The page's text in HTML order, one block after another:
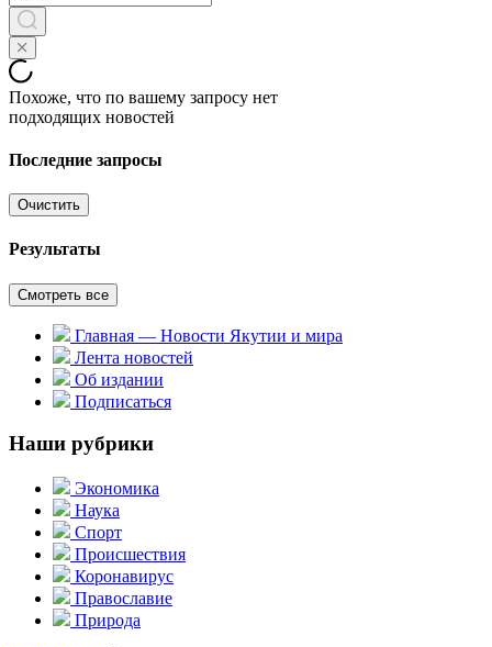
Похоже, что по вашему запросу нет
подходящих новостей
Последние запросы
Очистить
Результаты
Смотреть все
Главная — Новости Якутии и мира
Лента новостей
Об издании
Подписаться
Наши рубрики
Экономика
Наука
Спорт
Происшествия
Коронавирус
Православие
Природа